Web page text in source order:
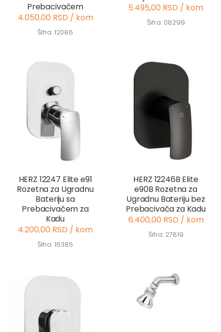
Prebacivačem
4.050,00 RSD / kom
Šifra: 12086
5.495,00 RSD / kom
Šifra: 08299
HERZ 12247 Elite e91
Rozetna za Ugradnu
Bateriju sa
Prebacivačem za
Kadu
4.200,00 RSD / kom
Šifra: 16385
HERZ 12246B Elite
e90B Rozetna za
Ugradnu Bateriju bez
Prebacivača za Kadu
6.400,00 RSD / kom
Šifra: 27819